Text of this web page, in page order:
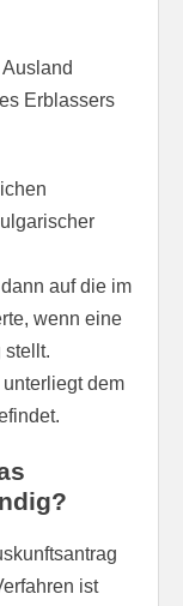
Erblassers
auf die im
wenn eine
stellt.
dem
ist